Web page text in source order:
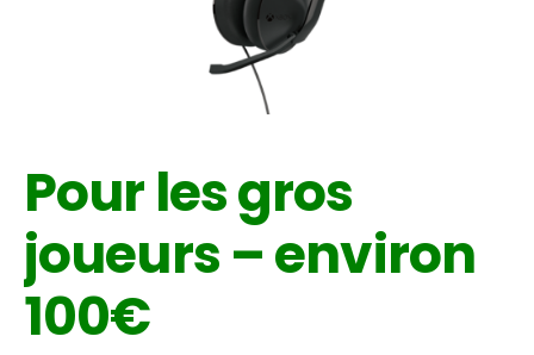
Pour les gros
joueurs – environ
100€